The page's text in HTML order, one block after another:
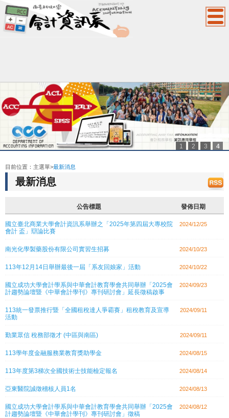
1 2 3
4
目前位置： 主選單>最新消息
最新消息
公告標題 發佈日期
國立臺北商業大學會計資訊系舉辦之「2025年第四屆大專校院
會計 盃」辯論比賽
2024/12/25
南光化學製藥股份有限公司實習生招募 2024/10/23
113年12月14日舉辦最後一屆「系友回娘家」活動 2024/10/22
國立成功大學會計學系與中華會計教育學會共同舉辦「2025會
計趨勢論壇暨《中華會計學刊》專刊研討會」延長徵稿啟事
2024/09/23
113統一發票推行暨「全國租稅達人爭霸賽」租稅教育及宣導
活動
2024/09/11
勤業眾信 稅務部徵才 (中區與南區) 2024/09/11
113學年度金融服務業教育獎助學金 2024/08/15
113年度第3梯次全國技術士技能檢定報名 2024/08/14
亞東醫院誠徵稽核人員1名 2024/08/13
國立成功大學會計學系與中華會計教育學會共同舉辦「2025會
計趨勢論壇暨《中華會計學刊》專刊研討會」徵稿
2024/08/12